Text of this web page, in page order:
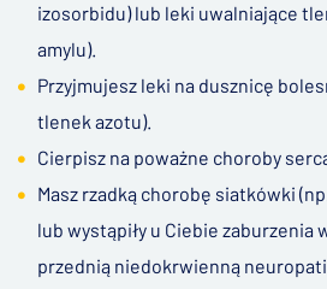
izosorbidu) lub leki uwalniające
amylu).
Przyjmujesz leki na dusznicę
tlenek azotu).
Cierpisz na poważne choroby
Masz rzadką chorobę siatkówki
lub wystąpiły u Ciebie zaburzenia
przednią niedokrwienną